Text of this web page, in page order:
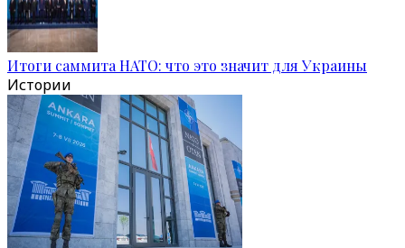
Итоги саммита НАТО: что это значит для Украины
Истории